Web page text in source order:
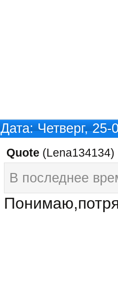
Дата: Четверг,
Quote (Lena134134)
В последнее